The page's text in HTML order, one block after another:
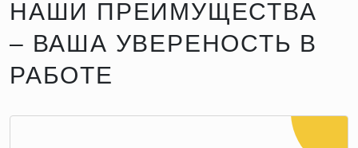
НАШИ ПРЕИМУЩЕСТВА
– ВАША УВЕРЕНОСТЬ В
РАБОТЕ